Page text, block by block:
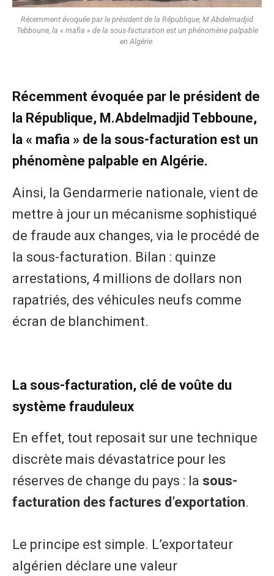
Récemment évoquée par le président de la République, M.Abdelmadjid
Tebboune, la « mafia » de la sous-facturation est un phénomène palpable
en Algérie.
Récemment évoquée par le président de
la République, M.Abdelmadjid Tebboune,
la « mafia » de la sous-facturation est un
phénomène palpable en Algérie.
Ainsi, la Gendarmerie nationale, vient de
mettre à jour un mécanisme sophistiqué
de fraude aux changes, via le procédé de
la sous-facturation. Bilan : quinze
arrestations, 4 millions de dollars non
rapatriés, des véhicules neufs comme
écran de blanchiment.
La sous-facturation, clé de voûte du
système frauduleux
En effet, tout reposait sur une technique
discrète mais dévastatrice pour les
réserves de change du pays : la sous-
facturation des factures d’exportation.
Le principe est simple. L’exportateur
algérien déclare une valeur